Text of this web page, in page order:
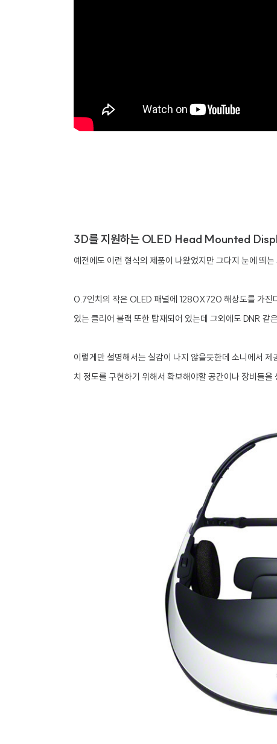
3D를 지원하는 OLED Head Mounted
예전에도 이런 형식의 제품이 나왔었지만 그다지 눈에 띄
0.7인치의 작은 OLED 패널에 1280X720 해상도를 가진
있는 클리어 블랙 또한 탑재되어 있는데 그외에도 DNR 같
이렇게만 설명해서는 실감이 나지 않을듯한데 소니에서
치 정도를 구현하기 위해서 확보해야할 공간이나 장비들